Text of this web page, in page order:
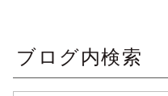
ブログ内検索